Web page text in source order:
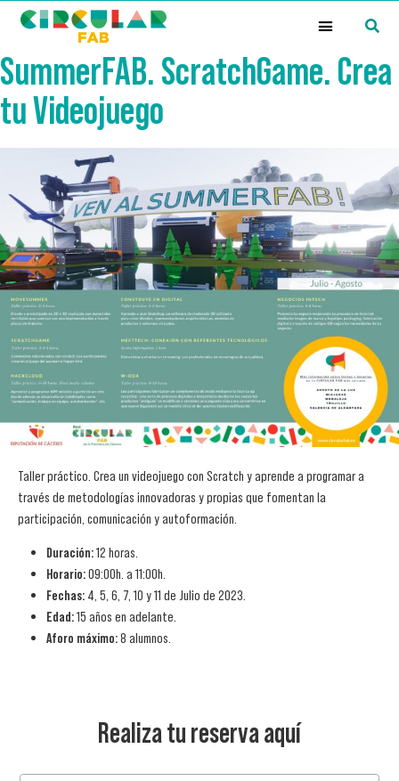
SummerFAB. ScratchGame. Crea
tu Videojuego
Taller práctico. Crea un videojuego con Scratch y aprende a programar a
través de metodologías innovadoras y propias que fomentan la
participación, comunicación y autoformación.
Duración:12 horas.
Horario:09:00h. a 11:00h.
Fechas: 4, 5, 6, 7, 10 y 11 de Julio de 2023.
Edad:15 años en adelante.
Aforo máximo:8 alumnos.
Realiza tu reserva aquí